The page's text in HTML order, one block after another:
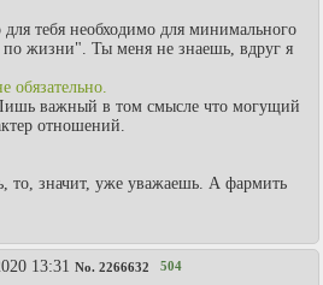
тебя необходимо для минимального
по жизни". Ты меня не знаешь, вдруг я
обязательно.
важный в том смысле что могущий
отношений.
то, значит, уже уважаешь. А фармить
13:31 No. 2266632 504